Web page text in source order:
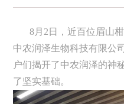
8月2日，近百位眉山
中农润泽生物科技有限公
户们揭开了中农润泽的神
了坚实基础。